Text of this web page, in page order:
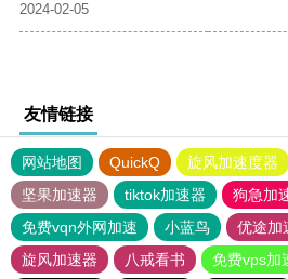
2024-02-05
友情链接
网站地图 QuickQ 旋风加速度器
坚果加速器
tiktok加速器
狗急加
免费vqn外网加速
小蓝鸟 优途加
旋风加速器
八戒看书 免费vps加